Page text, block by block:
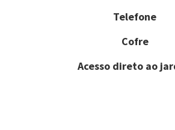
Telefone
Cofre
Acesso direto ao